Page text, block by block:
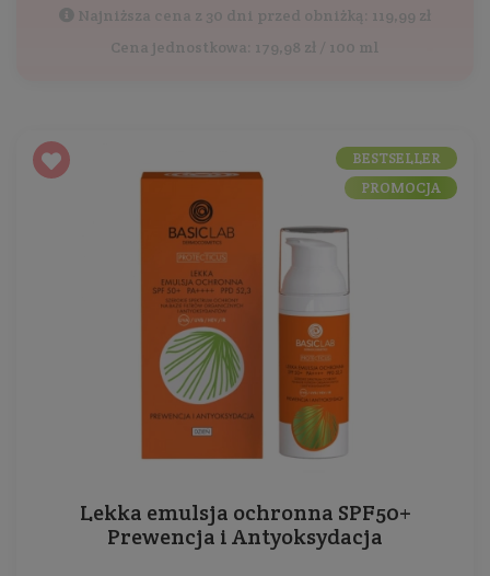
Najniższa cena z 30 dni przed obniżką: 119,99 zł
Cena jednostkowa: 179,98 zł / 100 ml
Lekka emulsja ochronna SPF50+
Prewencja i Antyoksydacja
BESTSELLER
PROMOCJA